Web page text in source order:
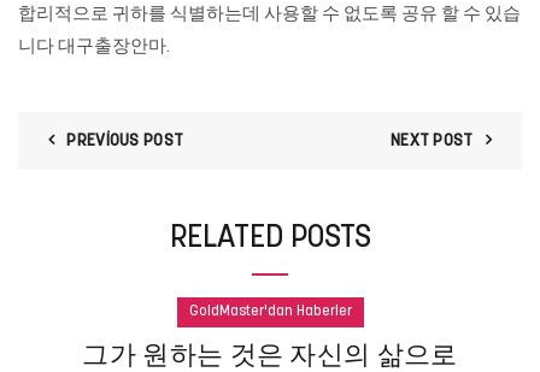
합리적으로 귀하를 식별하는데 사용할 수 없도록 공유 할 수 있습
니다 대구출장안마.
PREVIOUS POST NEXT POST
RELATED POSTS
GoldMaster'dan Haberler
그가 원하는 것은 자신의 삶으로